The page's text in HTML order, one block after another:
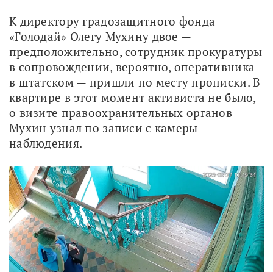
К директору градозащитного фонда
«Голодай» Олегу Мухину двое —
предположительно, сотрудник прокуратуры
в сопровождении, вероятно, оперативника
в штатском — пришли по месту прописки. В
квартире в этот момент активиста не было,
о визите правоохранительных органов
Мухин узнал по записи с камеры
наблюдения.